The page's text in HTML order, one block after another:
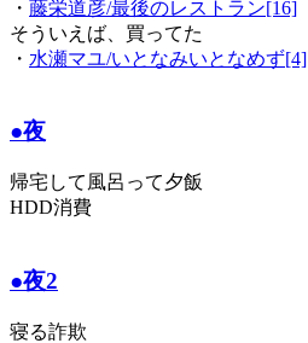
・ 藤栄道彦/最後のレストラン[16]
そういえば、買ってた
・ 水瀬マユ/いとなみいとなめず[4]
●夜
帰宅して風呂って夕飯
HDD消費
●夜2
寝る詐欺